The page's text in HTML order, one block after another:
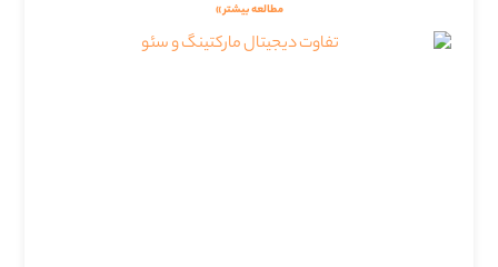
مطالعه بیشتر »